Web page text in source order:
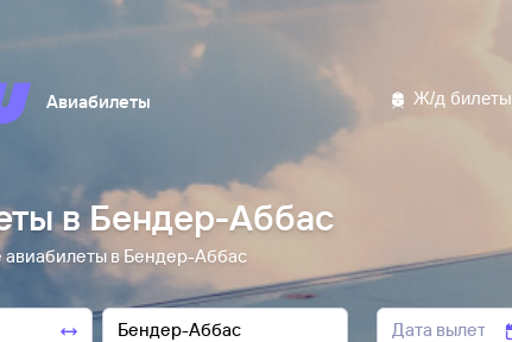
Авиабилеты Ж/д билеты
в Бендер-Аббас
в Бендер-Аббас